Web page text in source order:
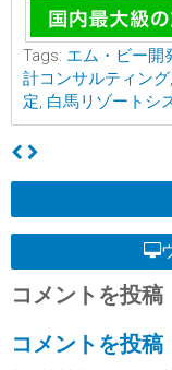
Tags: エム・ビー開
計コンサルティング,
定, 白馬リゾートシ
コメントを投稿
コメントを投稿